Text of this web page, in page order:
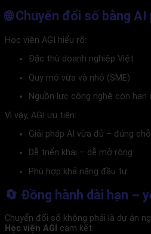
🌐 Chuyển đổi số bằng
Học viện AGI hiểu rõ:
Đặc thù doanh nghiệp Việt
Quy mô vừa và nhỏ (SME)
Nguồn lực công nghệ còn hạn
Vì vậy, AGI ưu tiên:
Giải pháp AI vừa đủ – đúng chỗ
Dễ triển khai – dễ mở rộng
Phù hợp khả năng đầu tư
🔄 Đồng hành dài hạn –
Chuyển đổi số không phải là dự án
Học viện AGI cam kết: